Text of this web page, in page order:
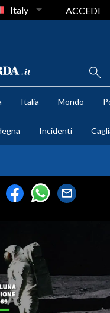
Italy ACCEDI
Italia Mondo
Incidenti